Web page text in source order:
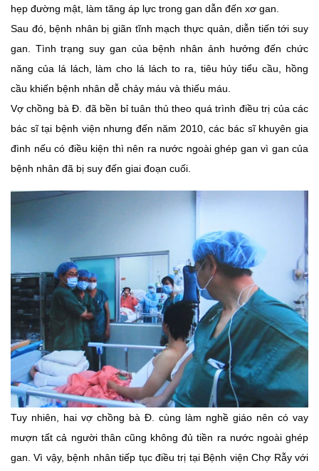
hẹp đường mật, làm tăng áp lực trong gan dẫn đến xơ gan.
Sau đó, bệnh nhân bị giãn tĩnh mạch thực quản, diễn tiến tới suy
gan. Tình trạng suy gan của bệnh nhân ảnh hưởng đến chức
năng của lá lách, làm cho lá lách to ra, tiêu hủy tiểu cầu, hồng
cầu khiến bệnh nhân dễ chảy máu và thiếu máu.
Vợ chồng bà Đ. đã bền bỉ tuân thủ theo quá trình điều trị của các
bác sĩ tại bệnh viện nhưng đến năm 2010, các bác sĩ khuyên gia
đình nếu có điều kiện thì nên ra nước ngoài ghép gan vì gan của
bệnh nhân đã bị suy đến giai đoạn cuối.
Tuy nhiên, hai vợ chồng bà Đ. cùng làm nghề giáo nên có vay
mượn tất cả người thân cũng không đủ tiền ra nước ngoài ghép
gan. Vì vậy, bệnh nhân tiếp tục điều trị tại Bệnh viện Chợ Rẫy với